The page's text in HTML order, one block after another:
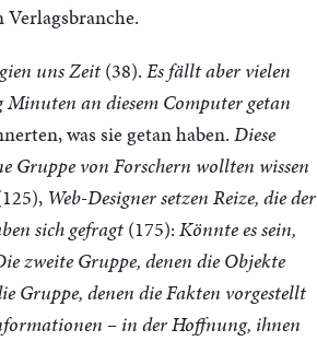
uns Zeit(38). Es fällt aber vielen
an diesem Computer getan
was sie getan haben.Diese
Gruppe von Forschern wollten wissen
Web-Designer setzen Reize, die der
sich gefragt(175): Könnte es sein,
zweite Gruppe, denen die Objekte
Gruppe, denen die Fakten vorgestellt
– in der Hoffnung, ihnen